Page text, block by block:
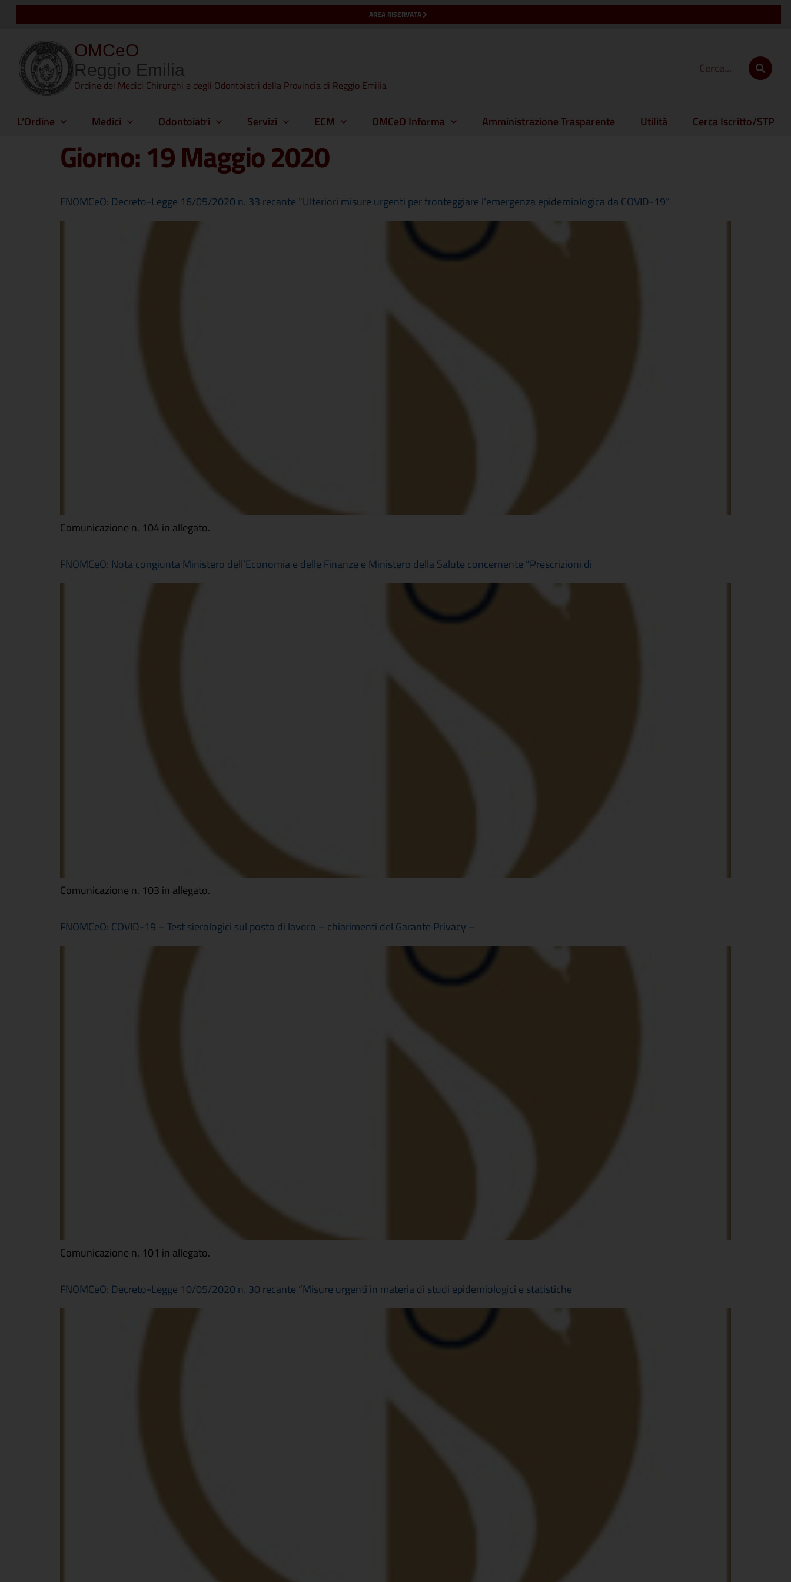
AREA RISERVATA
OMCeO
Reggio Emilia
Ordine dei Medici Chirurghi e degli Odontoiatri della Provincia di Reggio Emilia
L’Ordine Medici Odontoiatri Servizi ECM OMCeO Informa Amministrazione Trasparente Utilità Cerca Iscritto/STP
Giorno:19 Maggio 2020
FNOMCeO: Decreto-Legge 16/05/2020 n. 33 recante “Ulteriori misure urgenti per fronteggiare l’emergenza epidemiologica da COVID-19”
Comunicazione n. 104 in allegato.
FNOMCeO: Nota congiunta Ministero dell’Economia e delle Finanze e Ministero della Salute concernente “Prescrizioni di
Comunicazione n. 103 in allegato.
FNOMCeO: COVID-19 – Test sierologici sul posto di lavoro – chiarimenti del Garante Privacy –
Comunicazione n. 101 in allegato.
FNOMCeO: Decreto-Legge 10/05/2020 n. 30 recante “Misure urgenti in materia di studi epidemiologici e statistiche